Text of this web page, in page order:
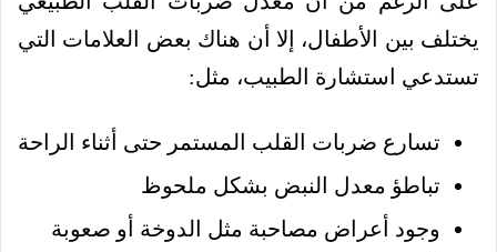
يختلف بين الأطفال، إلا أن هناك بعض العلامات التي
تستدعي استشارة الطبيب، مثل:
تسارع ضربات القلب المستمر حتى أثناء الراحة
تباطؤ معدل النبض بشكل ملحوظ
وجود أعراض مصاحبة مثل الدوخة أو صعوبة